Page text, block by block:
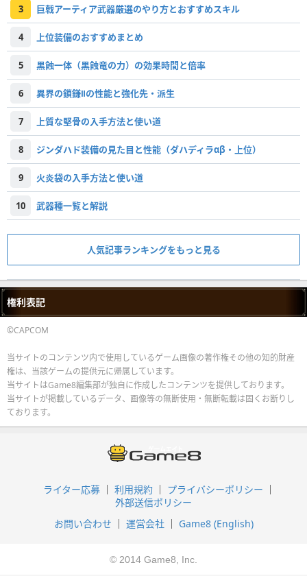
3 巨戟アーティア武器厳選のやり方とおすすめスキル
4 上位装備のおすすめまとめ
5 黒蝕一体（黒蝕竜の力）の効果時間と倍率
6 異界の鎖鎌Ⅱの性能と強化先・派生
7 上質な堅骨の入手方法と使い道
8 ジンダハド装備の見た目と性能（ダハディラαβ・上位）
9 火炎袋の入手方法と使い道
10 武器種一覧と解説
人気記事ランキングをもっと見る
権利表記
©CAPCOM
当サイトのコンテンツ内で使用しているゲーム画像の著作権その他の知的財産
権は、当該ゲームの提供元に帰属しています。
当サイトはGame8編集部が独自に作成したコンテンツを提供しております。
当サイトが掲載しているデータ、画像等の無断使用・無断転載は固くお断りし
ております。
ライター応募 利用規約
プライバシーポリシー
外部送信ポリシー
お問い合わせ
運営会社 Game8 (English)
© 2014 Game8, Inc.